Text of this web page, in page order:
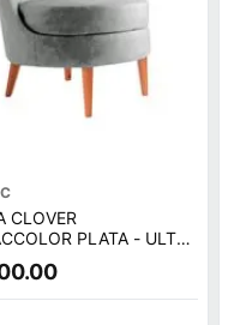
CLOVER
PLATA - ULTRA